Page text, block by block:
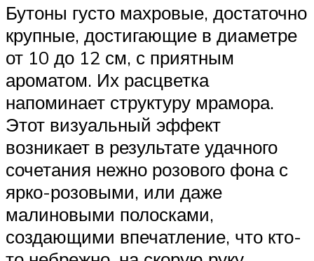
Бутоны густо махровые, достаточно
крупные, достигающие в диаметре
от 10 до 12 см, с приятным
ароматом. Их расцветка
напоминает структуру мрамора.
Этот визуальный эффект
возникает в результате удачного
сочетания нежно розового фона с
ярко-розовыми, или даже
малиновыми полосками,
создающими впечатление, что кто-